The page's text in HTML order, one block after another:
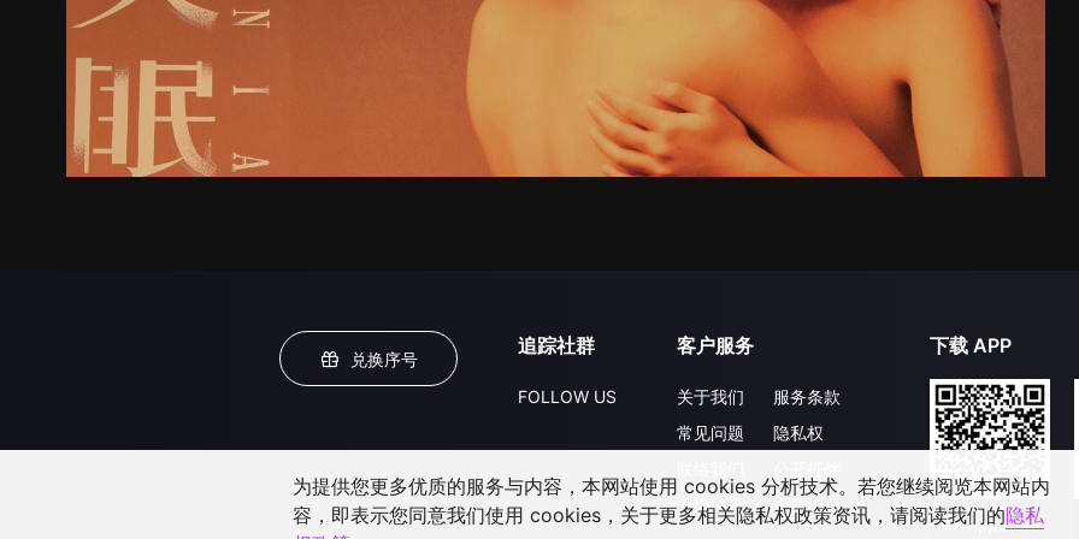
兑换序号
追踪社群
FOLLOW US
客户服务
关于我们
常见问题
升级VIP
服务条款
隐私权
合作洽談
下载 APP
为提供您更多优质的服务与内容，本网站使用 cookies 分析技术。若您继续阅览本网站内
容，即表示您同意我们使用 cookies，关于更多相关隐私权政策资讯，请阅读我们的隐私